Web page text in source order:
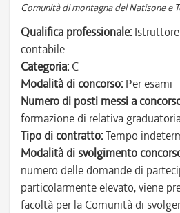
Comunità di montagna del Natisone e
Qualifica professionale:
contabile
Categoria: C
Modalità di concorso: Per esami
Numero di posti messi a
formazione di relativa
Tipo di contratto:Tempo
Modalità di svolgimento
numero delle domande di
particolarmente elevato, viene
facoltà per la Comunità di